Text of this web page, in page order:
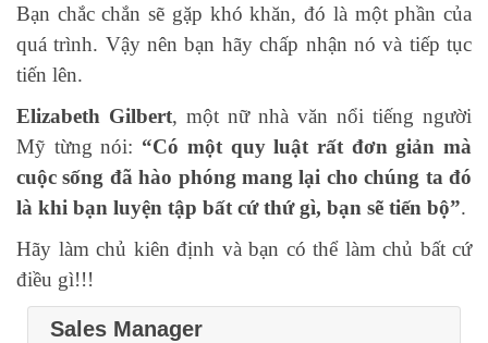
Bạn chắc chắn sẽ gặp khó khăn, đó là một phần của
quá trình. Vậy nên bạn hãy chấp nhận nó và tiếp tục
tiến lên.
Elizabeth Gilbert, một nữ nhà văn nổi tiếng người
Mỹ từng nói: “Có một quy luật rất đơn giản mà
cuộc sống đã hào phóng mang lại cho chúng ta đó
là khi bạn luyện tập bất cứ thứ gì, bạn sẽ tiến bộ”.
Hãy làm chủ kiên định và bạn có thể làm chủ bất cứ
điều gì!!!
Sales Manager